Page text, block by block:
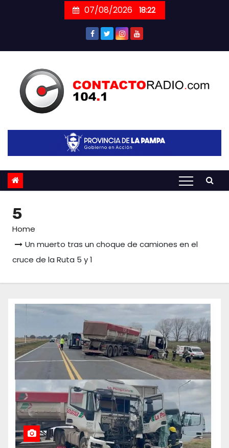
07/08/2026 18:22
5
Home
Un muerto tras un choque de camiones en el
cruce de la Ruta 5 y 1